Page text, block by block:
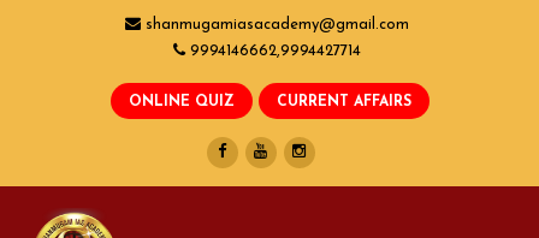
shanmugamiasacademy@gmail.com
9994146662,9994427714